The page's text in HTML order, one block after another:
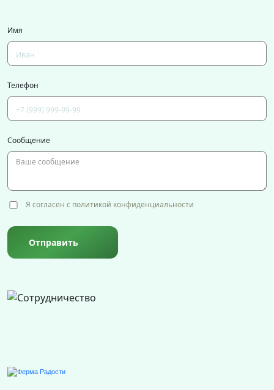
Имя
Телефон
Сообщение
Я согласен с политикой конфиденциальности
Отправить